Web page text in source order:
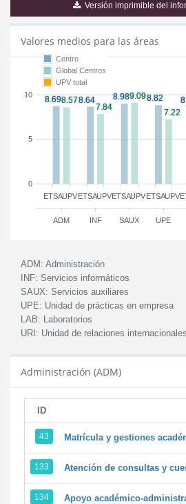
Versión imprimible del
Valores medios para las áreas
ETSA ETSA ETSA ETSA
UPV UPV UPV UPV
ADM INF SAUX UPE
0
5
10
Centro
Global Centros
UPV total
ADM: Administración
INF: Servicios informáticos
SAUX: Servicios auxiliares
UPE: Unidad de prácticas en empresa
LAB: Laboratorios
URI: Unidad de relaciones internacionales
Administración (ADM)
ID
43 Matrícula y gestiones
133 Atención de consultas y
134 Apoyo académico-